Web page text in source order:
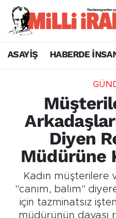
ASAYİŞ HABERDE
Diyen
Müdürüne
Kadın müşterilere
"canım, balım"
için tazminatsız
müdürünün davası